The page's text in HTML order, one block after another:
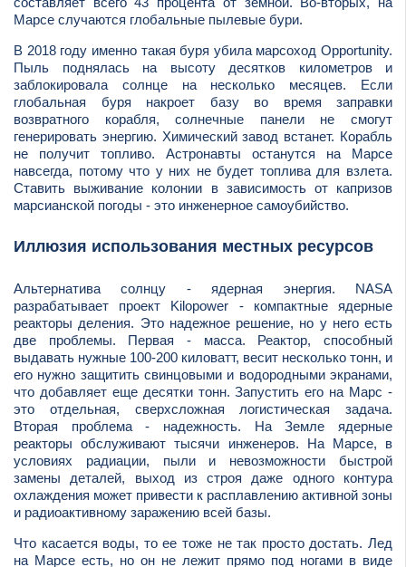
Марсе случаются глобальные пылевые бури.
В 2018 году именно такая буря убила марсоход Opportunity.
Пыль поднялась на высоту десятков километров и
заблокировала солнце на несколько месяцев. Если
глобальная буря накроет базу во время заправки
возвратного корабля, солнечные панели не смогут
генерировать энергию. Химический завод встанет. Корабль
не получит топливо. Астронавты останутся на Марсе
навсегда, потому что у них не будет топлива для взлета.
Ставить выживание колонии в зависимость от капризов
марсианской погоды - это инженерное самоубийство.
Иллюзия использования местных ресурсов
Альтернатива солнцу - ядерная энергия. NASA
разрабатывает проект Kilopower - компактные ядерные
реакторы деления. Это надежное решение, но у него есть
две проблемы. Первая - масса. Реактор, способный
выдавать нужные 100-200 киловатт, весит несколько тонн, и
его нужно защитить свинцовыми и водородными экранами,
что добавляет еще десятки тонн. Запустить его на Марс -
это отдельная, сверхсложная логистическая задача.
Вторая проблема - надежность. На Земле ядерные
реакторы обслуживают тысячи инженеров. На Марсе, в
условиях радиации, пыли и невозможности быстрой
замены деталей, выход из строя даже одного контура
охлаждения может привести к расплавлению активной зоны
и радиоактивному заражению всей базы.
Что касается воды, то ее тоже не так просто достать. Лед
на Марсе есть, но он не лежит прямо под ногами в виде